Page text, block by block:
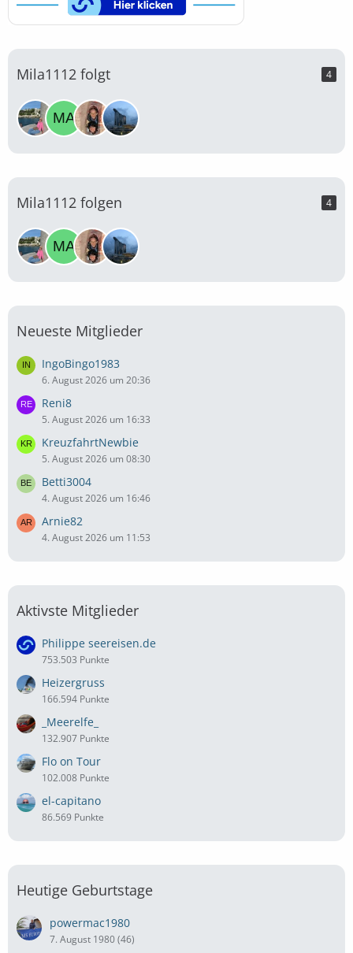
Mila1112 folgt 4
Mila1112 folgen 4
Neueste Mitglieder
IngoBingo1983
6. August 2026 um 20:36
Reni8
5. August 2026 um 16:33
KreuzfahrtNewbie
5. August 2026 um 08:30
Betti3004
4. August 2026 um 16:46
Arnie82
4. August 2026 um 11:53
Aktivste Mitglieder
Philippe seereisen.de
753.503 Punkte
Heizergruss
166.594 Punkte
_Meerelfe_
132.907 Punkte
Flo on Tour
102.008 Punkte
el-capitano
86.569 Punkte
Heutige Geburtstage
powermac1980
7. August 1980 (46)